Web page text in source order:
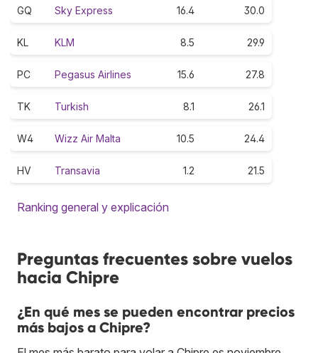
GQ Sky Express 16.4 30.0
KL KLM 8.5 29.9
PC Pegasus Airlines 15.6 27.8
TK Turkish 8.1 26.1
W4 Wizz Air Malta 10.5 24.4
HV Transavia 1.2 21.5
Ranking general y explicación
Preguntas frecuentes sobre vuelos
hacia Chipre
¿En qué mes se pueden encontrar precios
más bajos a Chipre?